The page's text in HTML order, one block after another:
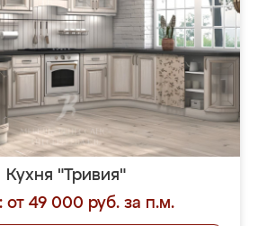
Кухня "Тривия"
от 49 000 руб. за п.м.